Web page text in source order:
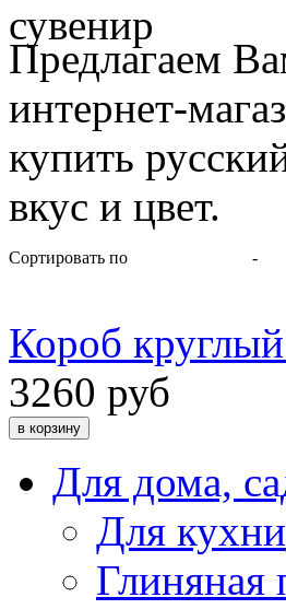
сувенир
Предлагаем
интернет-
купить
вкус и цвет.
Сортировать по -
Короб
3260 руб
Для дома,
Для кухни
Глиняная